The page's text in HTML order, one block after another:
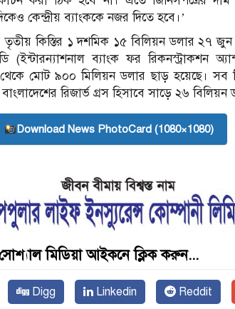
কেন্দ্রীয় ব্যাংককে নজর দিতে হবে।’
কিস্তির ১ দশমিক ১৫ বিলিয়ন ডলার ২৭ জুন
(ইন্টারন্যাশনাল ব্যাংক ফর রিকনস্ট্রাকশন
মোট ৯০০ মিলিয়ন ডলার ছাড় হয়েছে। সব
রিজার্ভ গ্রস হিসাবে সাড়ে ২৬ বিলিয়ন
Download News PhotoCard (1080×1080)
মিডিয়া আইকনে ক্লিক করুন...
Digg Linkedin Reddit